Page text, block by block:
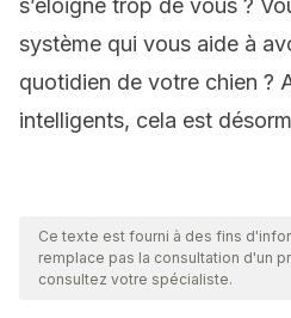
s’éloigne trop de vous ?
système qui vous aide à
quotidien de votre chien ?
intelligents, cela est
Ce texte est fourni à des fins
remplace pas la consultation d'un
consultez votre spécialiste.